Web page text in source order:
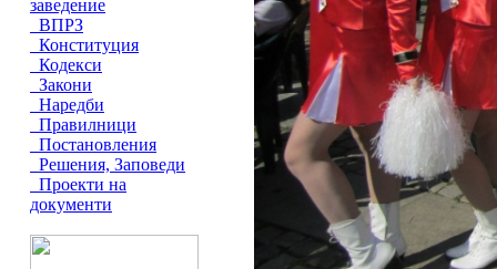
заведение
ВПРЗ
Конституция
Кодекси
Закони
Наредби
Правилници
Постановления
Решения, Заповеди
Проекти на
документи